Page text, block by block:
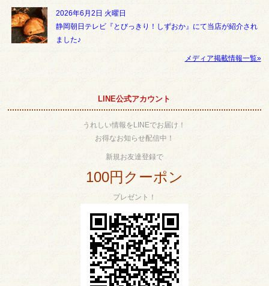
2026年6月2日 火曜日
静岡朝日テレビ『とびっきり！しずおか』にて当店が紹介され
ました♪
メディア掲載情報一覧»
LINE公式アカウント
うれしい情報をLINEでお届け！
お得なお知らせ配信中！
新規お友達登録で
100円クーポン
プレゼント！